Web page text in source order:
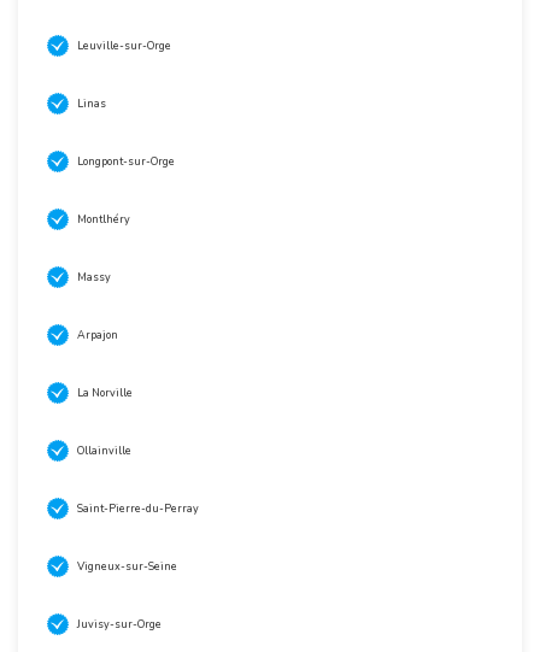
Leuville-sur-Orge
Linas
Longpont-sur-Orge
Montlhéry
Massy
Arpajon
La Norville
Ollainville
Saint-Pierre-du-Perray
Vigneux-sur-Seine
Juvisy-sur-Orge